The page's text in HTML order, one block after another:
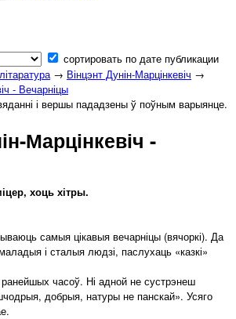
сортировать по дате публикации
→ Вінцэнт Дунін-Марцінкевіч →
- Вечарніцы
і вершы пададзены ў поўным варыянце.
Марцінкевіч -
хоць хітры.
самыя цікавыя вечарніцы (вячоркі). Да
і сталыя людзі, паслухаць «казкі»
часоў. Ні адной не сустрэнеш
добрыя, натуры не панскай». Усяго